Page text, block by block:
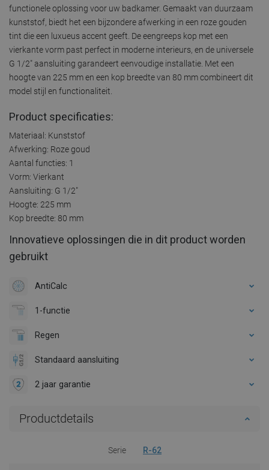
functionele oplossing voor uw badkamer. Gemaakt van duurzaam
kunststof, biedt het een bijzondere afwerking in een roze gouden
tint die een luxueus accent geeft. De eengreeps kop met een
vierkante vorm past perfect in moderne interieurs, en de universele
G 1/2" aansluiting garandeert eenvoudige installatie. Met een
hoogte van 225 mm en een kop breedte van 80 mm combineert dit
model stijl en functionaliteit.
Product specificaties:
Materiaal: Kunststof
Afwerking: Roze goud
Aantal functies: 1
Vorm: Vierkant
Aansluiting: G 1/2"
Hoogte: 225 mm
Kop breedte: 80 mm
Innovatieve oplossingen die in dit product worden
gebruikt
AntiCalc
1-functie
Regen
Standaard aansluiting
2 jaar garantie
Productdetails
Serie R-62